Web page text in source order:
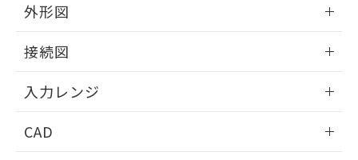
外形図
接続図
入力レンジ
CAD